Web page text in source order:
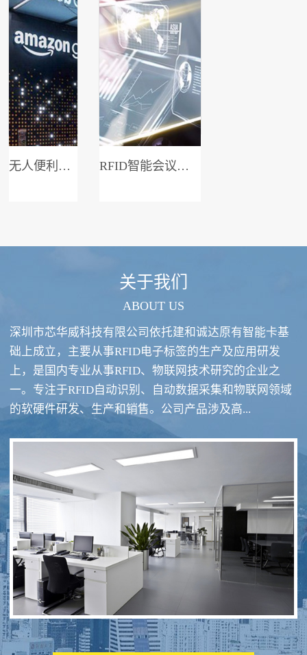
无人便利店系统 RFID智能会议签到系统
RFID酒类防伪系统方案 RFID智慧食堂系统
图书馆RFID电子标签管理系统
关于我们
ABOUT US
深圳市芯华威科技有限公司依托建和诚达原有智能卡基
础上成立，主要从事RFID电子标签的生产及应用研发
上，是国内专业从事RFID、物联网技术研究的企业之
一。专注于RFID自动识别、自动数据采集和物联网领域
的软硬件研发、生产和销售。公司产品涉及高...